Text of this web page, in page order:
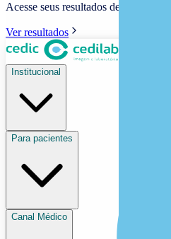
Acesse seus resultados de exames e
Ver resultados
Institucional
Para pacientes
Canal Médico